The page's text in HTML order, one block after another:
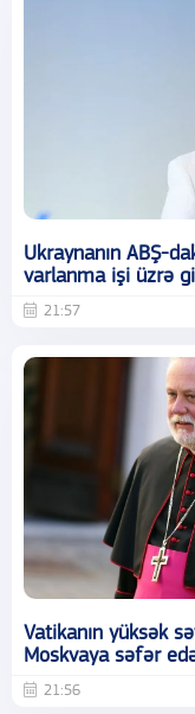
Ukraynanın ABŞ-
varlanma işi üzrə
21:57
Vatikanın yüksək
Moskvaya səfər
21:56